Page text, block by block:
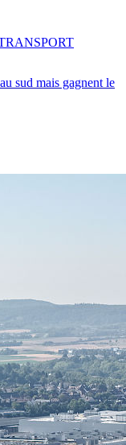
sud mais gagnent le